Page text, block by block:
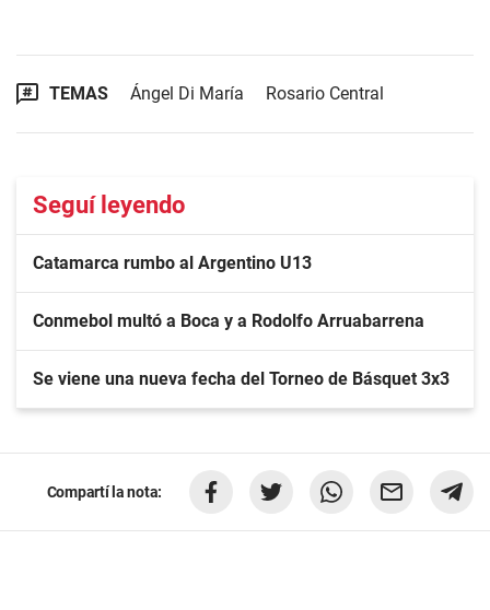
TEMAS Ángel Di María Rosario Central
Seguí leyendo
Catamarca rumbo al Argentino U13
Conmebol multó a Boca y a Rodolfo Arruabarrena
Se viene una nueva fecha del Torneo de Básquet 3x3
Compartí la nota: